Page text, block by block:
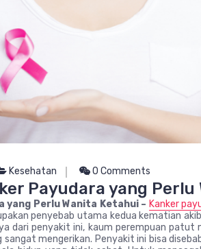
Kesehatan 0 Comments
Payudara yang Perlu
yang Perlu Wanita Ketahui – Kanker
penyebab utama kedua kematian
dari penyakit ini, kaum perempuan patut
sangat mengerikan. Penyakit ini bisa